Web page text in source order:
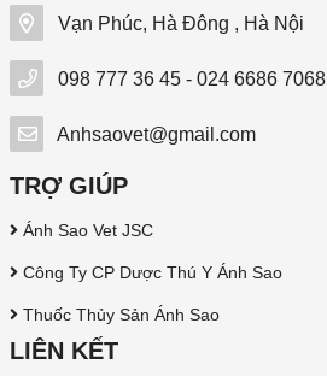
Vạn Phúc, Hà Đông , Hà Nội
098 777 36 45 - 024 6686 7068
Anhsaovet@gmail.com
TRỢ GIÚP
Ánh Sao Vet JSC
Công Ty CP Dược Thú Y Ánh Sao
Thuốc Thủy Sản Ánh Sao
LIÊN KẾT